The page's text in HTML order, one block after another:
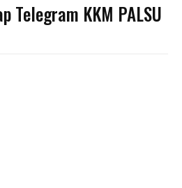
Telegram KKM PALSU